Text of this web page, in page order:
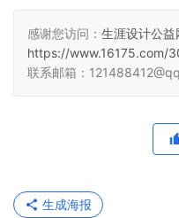
感谢您访问： 生涯设计公益
https://www.16175.com/
联系邮箱：
生成海报